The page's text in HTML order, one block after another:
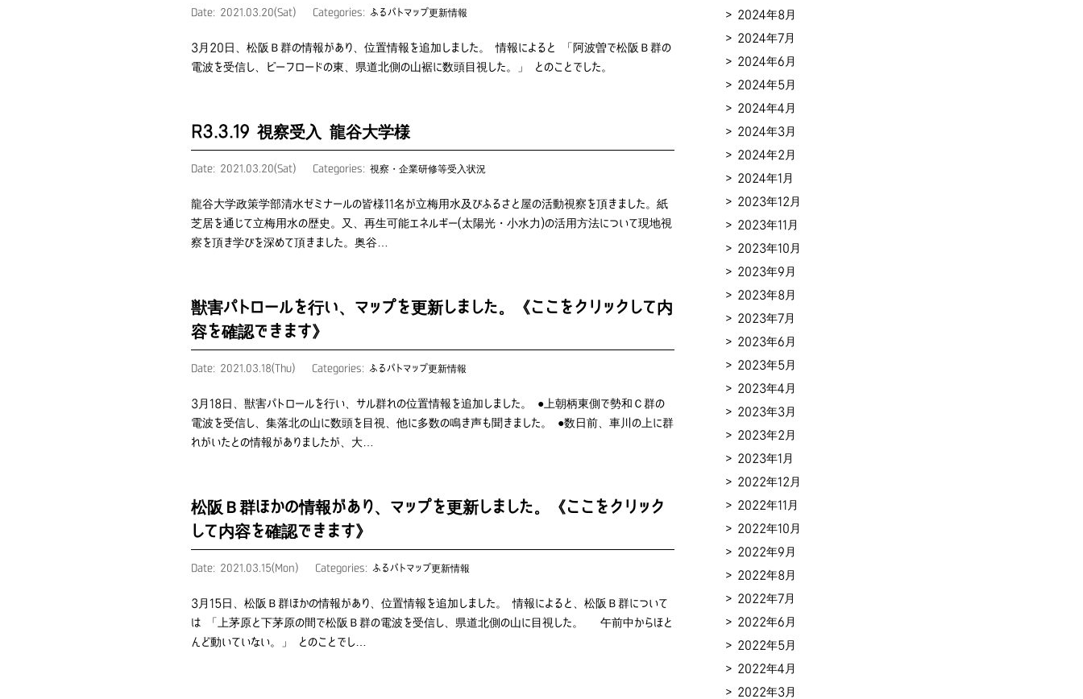
Date: 2021.03.20(Sat) Categories: ふるパトマップ更新情報
3月20日、松阪Ｂ群の情報があり、位置情報を追加しました。 情報によると 「阿波曽で松阪Ｂ群の
電波を受信し、ビーフロードの東、県道北側の山裾に数頭目視した。」 とのことでした。
R3.3.19 視察受入 龍谷大学様
Date: 2021.03.20(Sat) Categories: 視察・企業研修等受入状況
龍谷大学政策学部清水ゼミナールの皆様11名が立梅用水及びふるさと屋の活動視察を頂きました。紙
芝居を通じて立梅用水の歴史。又、再生可能エネルギー(太陽光・小水力)の活用方法について現地視
察を頂き学びを深めて頂きました。奥谷…
獣害パトロールを行い、マップを更新しました。《ここをクリックして内
容を確認できます》
Date: 2021.03.18(Thu) Categories: ふるパトマップ更新情報
3月18日、獣害パトロールを行い、サル群れの位置情報を追加しました。 ●上朝柄東側で勢和Ｃ群の
電波を受信し、集落北の山に数頭を目視、他に多数の鳴き声も聞きました。 ●数日前、車川の上に群
れがいたとの情報がありましたが、大…
松阪Ｂ群ほかの情報があり、マップを更新しました。《ここをクリック
して内容を確認できます》
Date: 2021.03.15(Mon) Categories: ふるパトマップ更新情報
3月15日、松阪Ｂ群ほかの情報があり、位置情報を追加しました。 情報によると、松阪Ｂ群について
は 「上茅原と下茅原の間で松阪Ｂ群の電波を受信し、県道北側の山に目視した。 午前中からほと
んど動いていない。」 とのことでし…
2024年8月
2024年7月
2024年6月
2024年5月
2024年4月
2024年3月
2024年2月
2024年1月
2023年12月
2023年11月
2023年10月
2023年9月
2023年8月
2023年7月
2023年6月
2023年5月
2023年4月
2023年3月
2023年2月
2023年1月
2022年12月
2022年11月
2022年10月
2022年9月
2022年8月
2022年7月
2022年6月
2022年5月
2022年4月
2022年3月